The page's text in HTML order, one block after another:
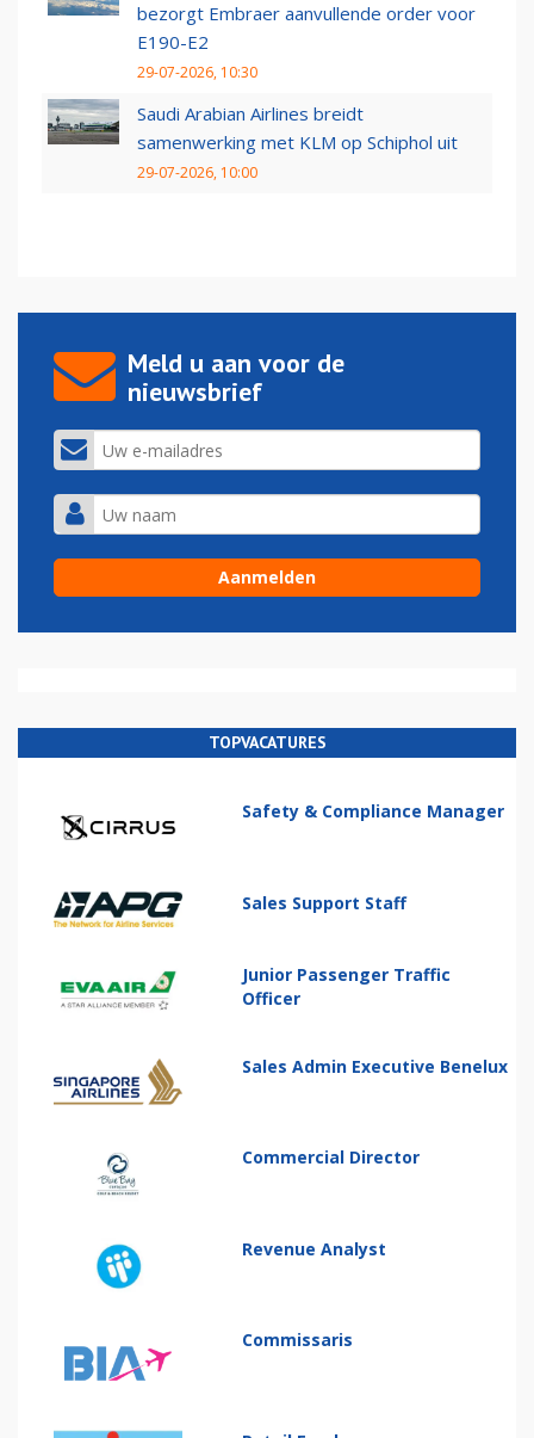
bezorgt Embraer aanvullende order voor
E190-E2
29-07-2026, 10:30
Saudi Arabian Airlines breidt
samenwerking met KLM op Schiphol uit
29-07-2026, 10:00
Meld u aan voor de
nieuwsbrief
TOPVACATURES
Safety & Compliance Manager
Sales Support Staff
Junior Passenger Traffic
Officer
Sales Admin Executive Benelux
Commercial Director
Revenue Analyst
Commissaris